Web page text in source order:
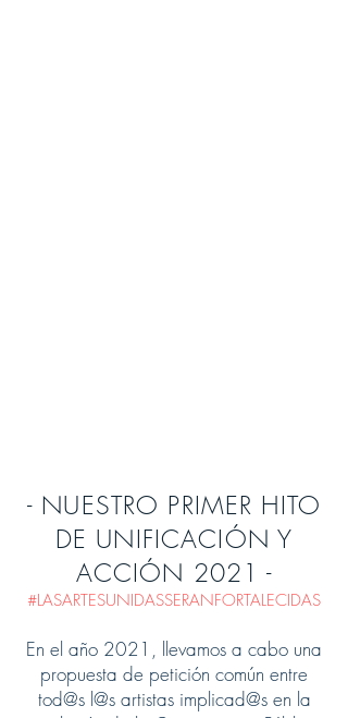
- NUESTRO PRIMER HITO
DE UNIFICACIÓN Y
ACCIÓN 2021 -
#LASARTESUNIDASSERANFORTALECIDAS
En el año 2021, llevamos a cabo una
propuesta de petición común entre
tod@s l@s artistas implicad@s en la